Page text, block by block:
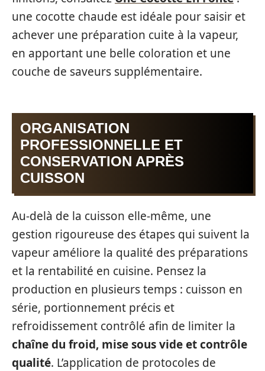
une cocotte chaude est idéale pour saisir et
achever une préparation cuite à la vapeur,
en apportant une belle coloration et une
couche de saveurs supplémentaire.
ORGANISATION
PROFESSIONNELLE ET
CONSERVATION APRÈS
CUISSON
Au-delà de la cuisson elle‑même, une
gestion rigoureuse des étapes qui suivent la
vapeur améliore la qualité des préparations
et la rentabilité en cuisine. Pensez la
production en plusieurs temps : cuisson en
série, portionnement précis et
refroidissement contrôlé afin de limiter la
chaîne du froid, mise sous vide et contrôle
qualité. L’application de protocoles de